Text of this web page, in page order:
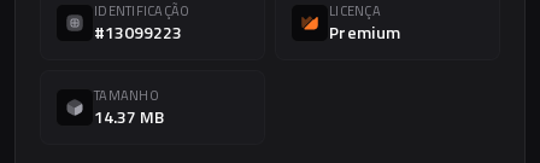
IDENTIFICAÇÃO
#13099223
LICENÇA
Premium
TAMANHO
14.37 MB